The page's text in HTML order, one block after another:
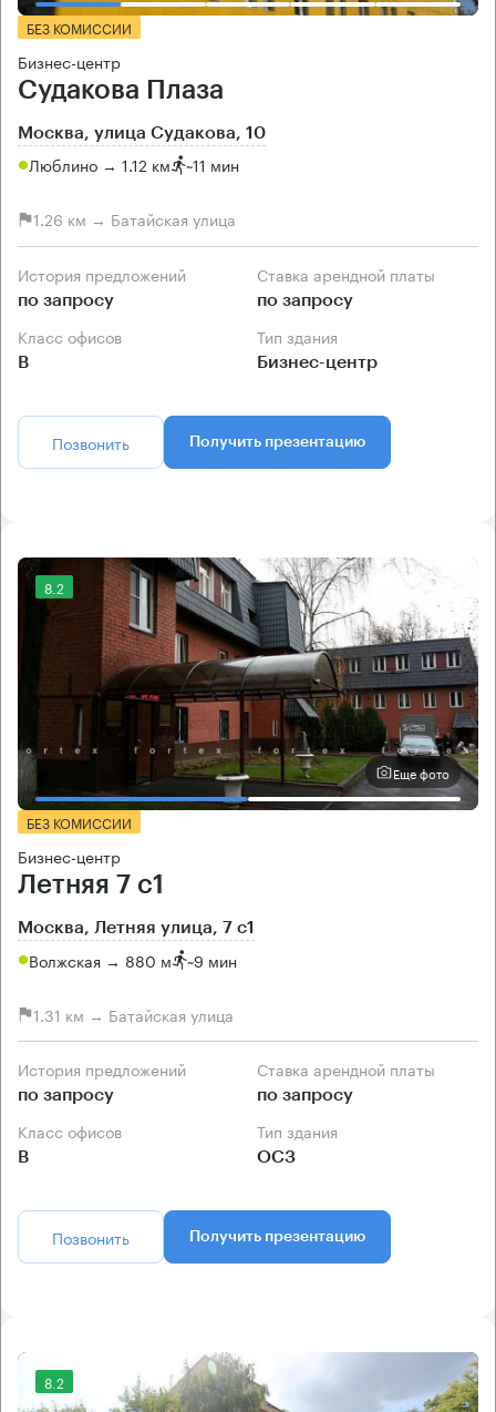
БЕЗ КОМИССИИ
Бизнес-центр
Судакова Плаза
Москва, улица Судакова, 10
Люблино → 1.12 км ~11 мин
1.26 км → Батайская улица
История предложений
по запросу
Ставка арендной платы
по запросу
Класс офисов
B
Тип здания
Бизнес-центр
Позвонить Получить презентацию
8.2
Еще фото
БЕЗ КОМИССИИ
Бизнес-центр
Летняя 7 с1
Москва, Летняя улица, 7 с1
Волжская → 880 м ~9 мин
1.31 км → Батайская улица
История предложений
по запросу
Ставка арендной платы
по запросу
Класс офисов
B
Тип здания
ОСЗ
Позвонить Получить презентацию
8.2